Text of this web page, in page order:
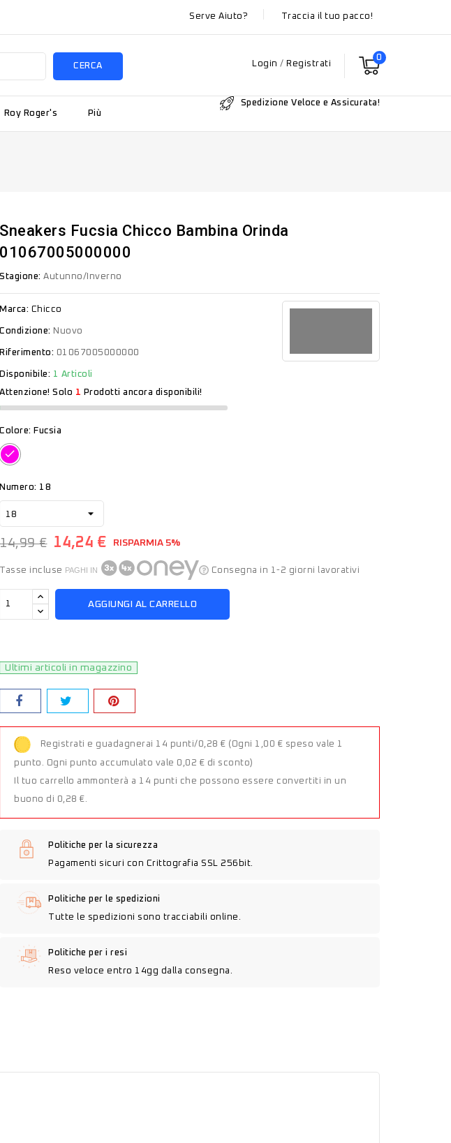
Serve Aiuto? Traccia il tuo pacco!
0
Login / Registrati
CERCA
Roy Roger's Più
Spedizione Veloce e Assicurata!
Sneakers Fucsia Chicco Bambina Orinda
01067005000000
Stagione: Autunno/Inverno
Marca: Chicco
Condizione: Nuovo
Riferimento: 01067005000000
Disponibile: 1 Articoli
Attenzione! Solo 1 Prodotti ancora disponibili!
Colore: Fucsia
Fucsia
Numero: 18
14,99 € 14,24 € RISPARMIA 5%
Tasse incluse PAGHI IN Consegna in 1-2 giorni lavorativi
AGGIUNGI AL CARRELLO
Ultimi articoli in magazzino
Registrati e guadagnerai 14 punti/0,28 € (Ogni 1,00 € speso vale 1
punto. Ogni punto accumulato vale 0,02 € di sconto)
Il tuo carrello ammonterà a 14 punti che possono essere convertiti in un
buono di 0,28 €.
Politiche per la sicurezza
Pagamenti sicuri con Crittografia SSL 256bit.
Politiche per le spedizioni
Tutte le spedizioni sono tracciabili online.
Politiche per i resi
Reso veloce entro 14gg dalla consegna.